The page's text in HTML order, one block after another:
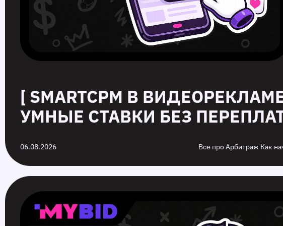
[ SMARTCPM В
УМНЫЕ СТАВКИ БЕЗ
06.08.2026 Все про Арбитраж Как